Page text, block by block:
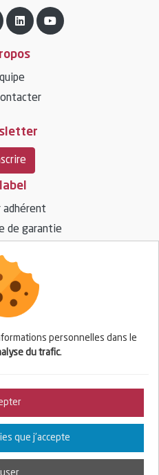
adhérent
de garantie
/ réponses
presse
personnelles dans le
du trafic.
que j'accepte